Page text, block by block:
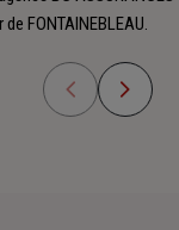
FONTAINEBLEAU.